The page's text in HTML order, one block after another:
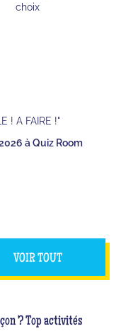
choix
! A FAIRE !"
à Quiz Room
VOIR TOUT
? Top activités